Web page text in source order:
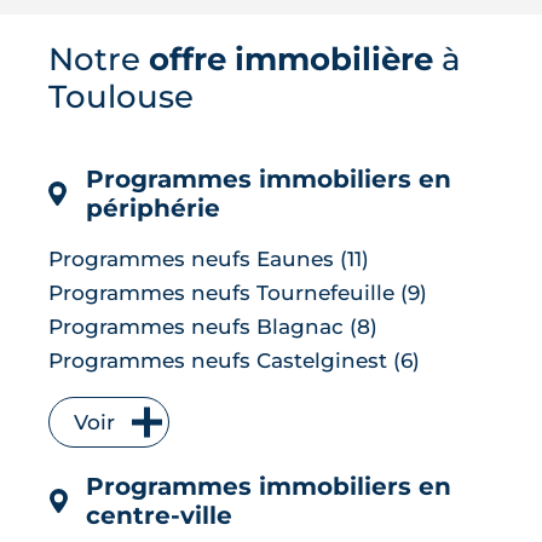
Toulouse et cadre de vie recherché.
Écoles, culture, sport, transports, prix
de l'immobilier et avis des habitants :
LIRE L'ARTICLE
Notre offre immobilière à
Toulouse
Programmes immobiliers en
périphérie
Programmes neufs Eaunes (11)
Programmes neufs Tournefeuille (9)
Programmes neufs Blagnac (8)
Programmes neufs Castelginest (6)
Programmes neufs L'Union (6)
Programmes neufs Quint-Fonsegrives (6)
Programmes neufs Saint-Orens-de-
Gameville (5)
Voir
Programmes immobiliers en
centre-ville